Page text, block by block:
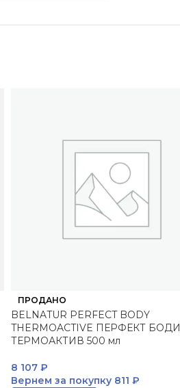
ПРОДАНО
BELNATUR PERFECT BODY
THERMOACTIVE ПЕРФЕКТ БОДИ
ТЕРМОАКТИВ 500 мл
8 107 ₽
Вернем за покупку811 ₽